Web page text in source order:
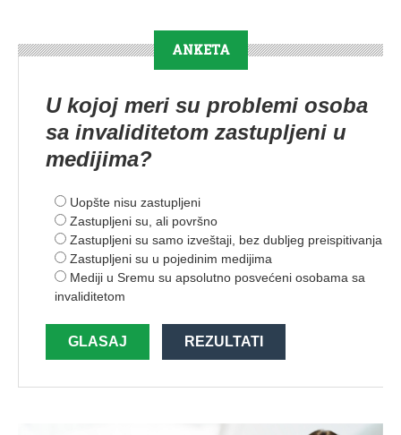
ANKETA
U kojoj meri su problemi osoba
sa invaliditetom zastupljeni u
medijima?
Uopšte nisu zastupljeni
Zastupljeni su, ali površno
Zastupljeni su samo izveštaji, bez dubljeg preispitivanja
Zastupljeni su u pojedinim medijima
Mediji u Sremu su apsolutno posvećeni osobama sa
invaliditetom
GLASAJ REZULTATI